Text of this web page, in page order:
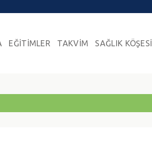
EĞİTİMLER TAKVİM SAĞLIK KÖŞESİ